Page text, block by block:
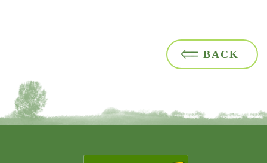
BACK